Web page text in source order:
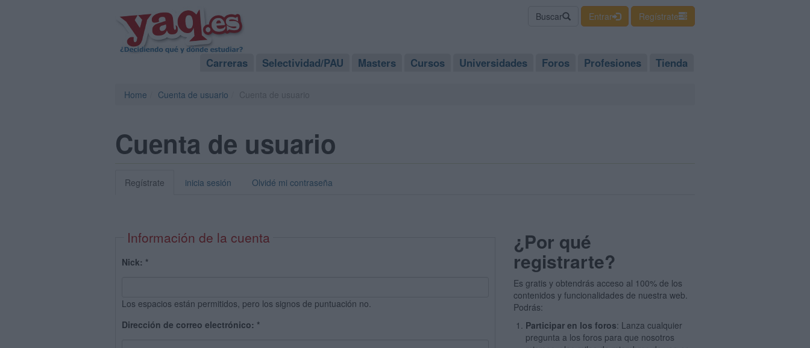
Buscar Entrar Regístrate
Carreras Selectividad/PAU Masters Cursos Universidades Foros Profesiones Tienda
Home Cuenta de usuario
Cuenta de usuario
Regístrate inicia sesión Olvidé mi contraseña
Información de la cuenta
Nick: *
Los espacios están permitidos, pero los signos de puntuación no.
Dirección de correo electrónico: *
¿Por qué
registrarte?
Es gratis y obtendrás acceso al 100% de los
contenidos y funcionalidades de nuestra web.
Podrás:
Participar en los foros: Lanza cualquier
pregunta a los foros para que nosotros